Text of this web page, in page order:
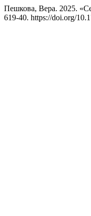
Пешкова, Вера. 2025.
619-40. https://doi.org/